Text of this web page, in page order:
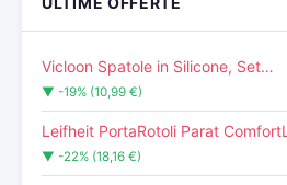
Vicloon Spatole in Silicone, Set…
▼ -19% (10,99 €)
Leifheit PortaRotoli Parat
▼ -22% (18,16 €)